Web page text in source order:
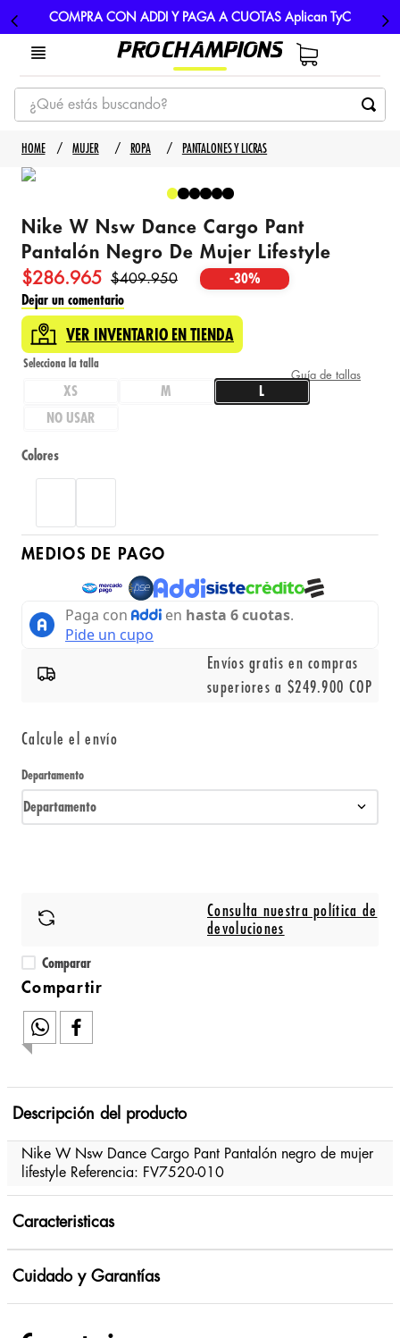
COMPRA CON ADDI Y PAGA A CUOTAS Aplican TyC
¿Qué estás buscando?
TÉRMINOS MÁS BUSCADOS
1
3. nike
4. guayos
5
MUJER ROPA PANTALONES Y LICRAS
Nike W Nsw Dance Cargo Pant
Pantalón Negro De Mujer Lifestyle
$286.965 $409.950 -30%
Dejar un comentario
VER INVENTARIO EN TIENDA
Guía de tallas
XS M
L
NO USAR
Colores
MEDIOS DE PAGO
Envíos gratis en compras
superiores a $249.900 COP
Calcule el envío
Departamento
Departamento
Consulta nuestra política de
devoluciones
Comparar
Descripción del producto
Nike W Nsw Dance Cargo Pant Pantalón negro de mujer
lifestyle Referencia: FV7520-010
Caracteristicas
Cuidado y Garantías